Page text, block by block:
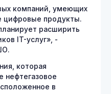
компаний, умеющих
цифровые продукты.
расширить
IT-услуг», -
которая
нефтегазовое
в